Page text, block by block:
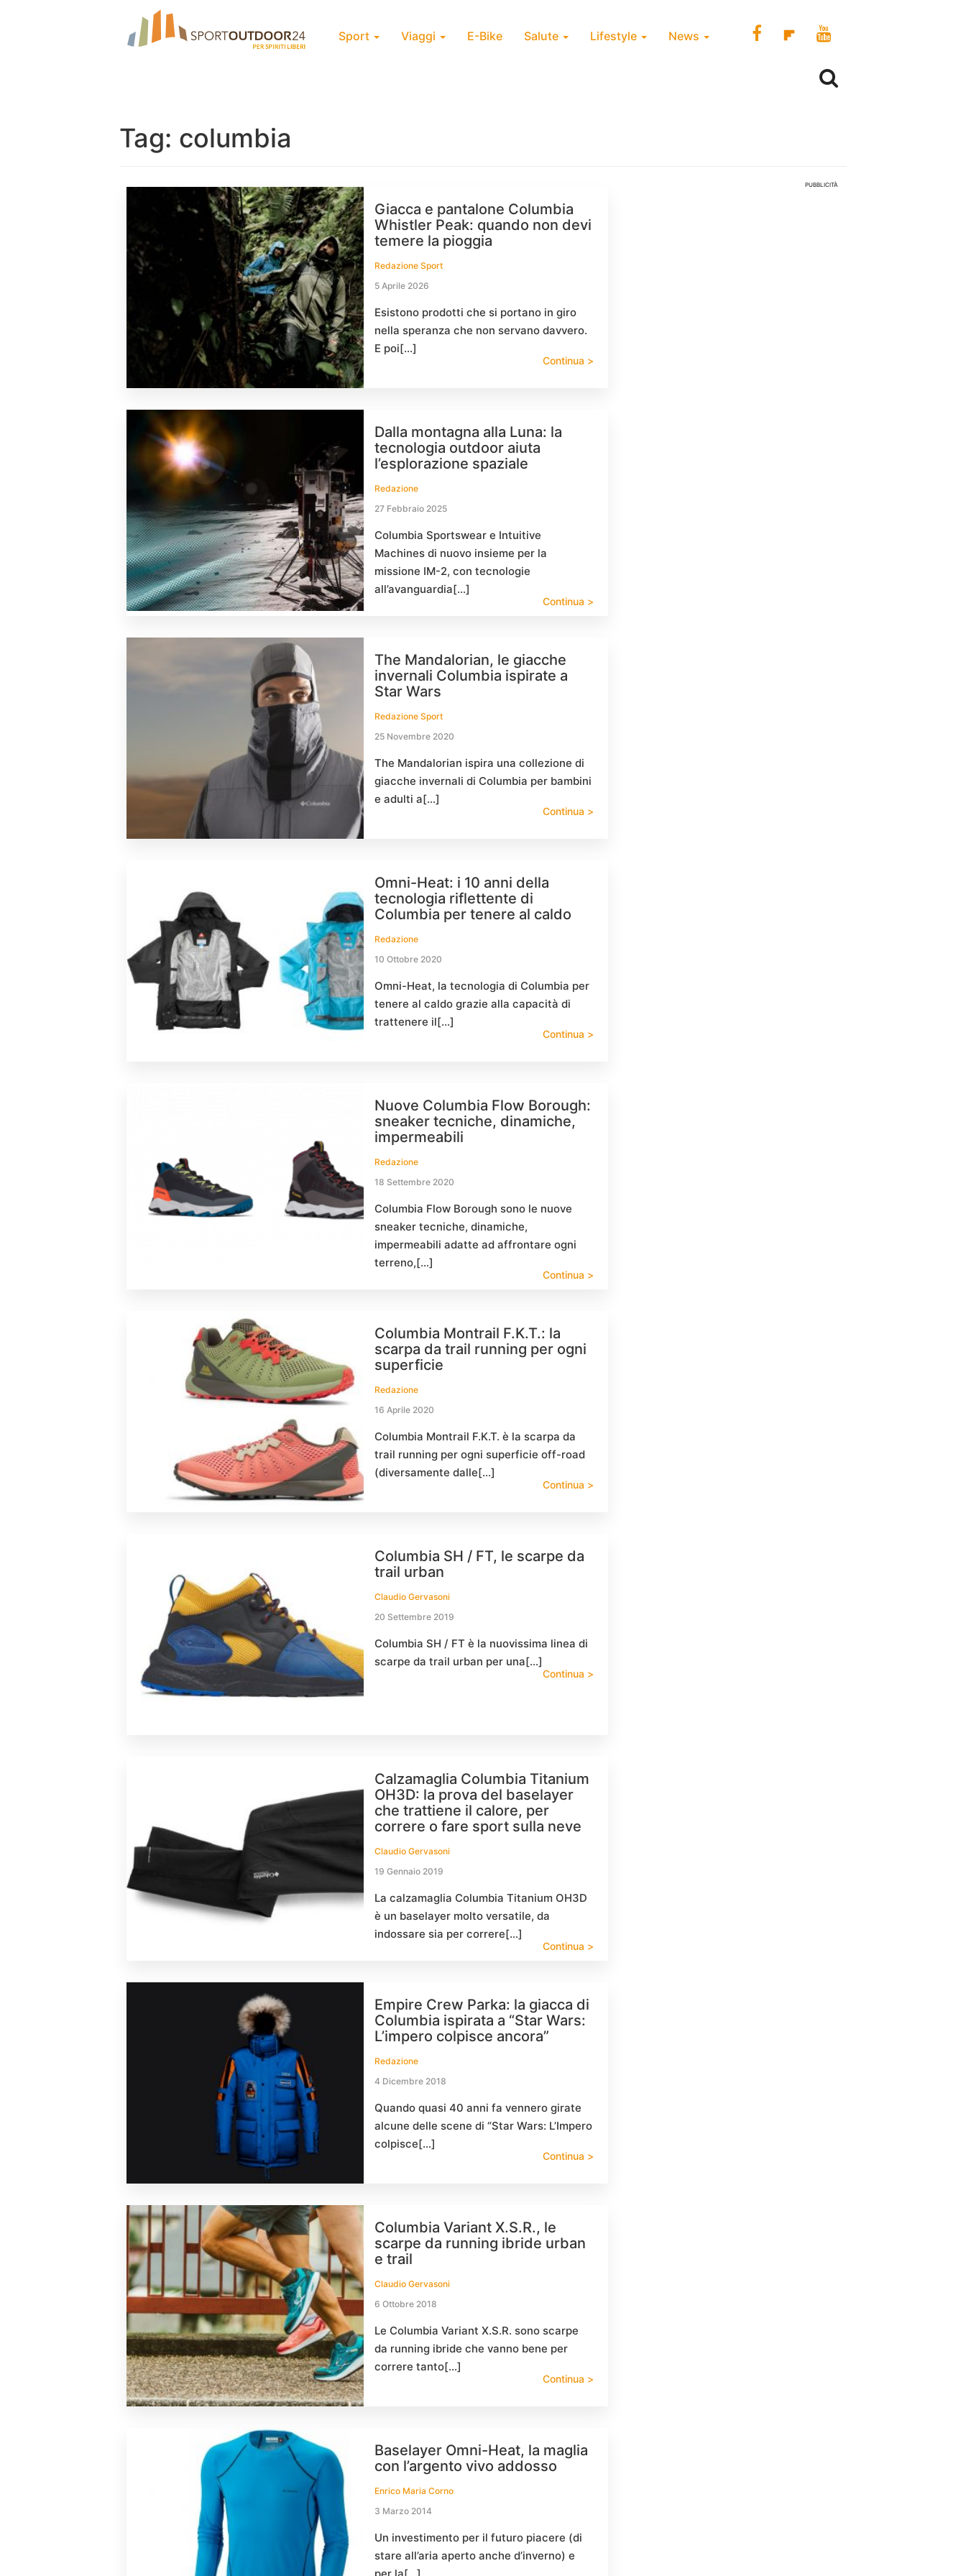
Sport Viaggi E-Bike Salute Lifestyle News
Tag: columbia
Giacca e pantalone Columbia
Whistler Peak: quando non devi
temere la pioggia
Redazione Sport
5 Aprile 2026
Esistono prodotti che si portano in giro
nella speranza che non servano davvero.
E poi[…]
Continua >
Dalla montagna alla Luna: la
tecnologia outdoor aiuta
l’esplorazione spaziale
Redazione
27 Febbraio 2025
Columbia Sportswear e Intuitive
Machines di nuovo insieme per la
missione IM-2, con tecnologie
all’avanguardia[…]
Continua >
The Mandalorian, le giacche
invernali Columbia ispirate a
Star Wars
Redazione Sport
25 Novembre 2020
The Mandalorian ispira una collezione di
giacche invernali di Columbia per bambini
e adulti a[…]
Continua >
Omni-Heat: i 10 anni della
tecnologia riflettente di
Columbia per tenere al caldo
Redazione
10 Ottobre 2020
Omni-Heat, la tecnologia di Columbia per
tenere al caldo grazie alla capacità di
trattenere il[…]
Continua >
Nuove Columbia Flow Borough:
sneaker tecniche, dinamiche,
impermeabili
Redazione
18 Settembre 2020
Columbia Flow Borough sono le nuove
sneaker tecniche, dinamiche,
impermeabili adatte ad affrontare ogni
terreno,[…]
Continua >
Columbia Montrail F.K.T.: la
scarpa da trail running per ogni
superficie
Redazione
16 Aprile 2020
Columbia Montrail F.K.T. è la scarpa da
trail running per ogni superficie off-road
(diversamente dalle[…]
Continua >
Columbia SH / FT, le scarpe da
trail urban
Claudio Gervasoni
20 Settembre 2019
Columbia SH / FT è la nuovissima linea di
scarpe da trail urban per una[…]
Continua >
Calzamaglia Columbia Titanium
OH3D: la prova del baselayer
che trattiene il calore, per
correre o fare sport sulla neve
Claudio Gervasoni
19 Gennaio 2019
La calzamaglia Columbia Titanium OH3D
è un baselayer molto versatile, da
indossare sia per correre[…]
Continua >
Empire Crew Parka: la giacca di
Columbia ispirata a “Star Wars:
L’impero colpisce ancora”
Redazione
4 Dicembre 2018
Quando quasi 40 anni fa vennero girate
alcune delle scene di “Star Wars: L’Impero
colpisce[…]
Continua >
Columbia Variant X.S.R., le
scarpe da running ibride urban
e trail
Claudio Gervasoni
6 Ottobre 2018
Le Columbia Variant X.S.R. sono scarpe
da running ibride che vanno bene per
correre tanto[…]
Continua >
Baselayer Omni-Heat, la maglia
con l’argento vivo addosso
Enrico Maria Corno
3 Marzo 2014
Un investimento per il futuro piacere (di
stare all’aria aperto anche d’inverno) e
PUBBLICITÀ